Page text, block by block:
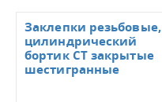
Заклепки резьбовые,
цилиндрический
бортик СТ закрытые
шестигранные